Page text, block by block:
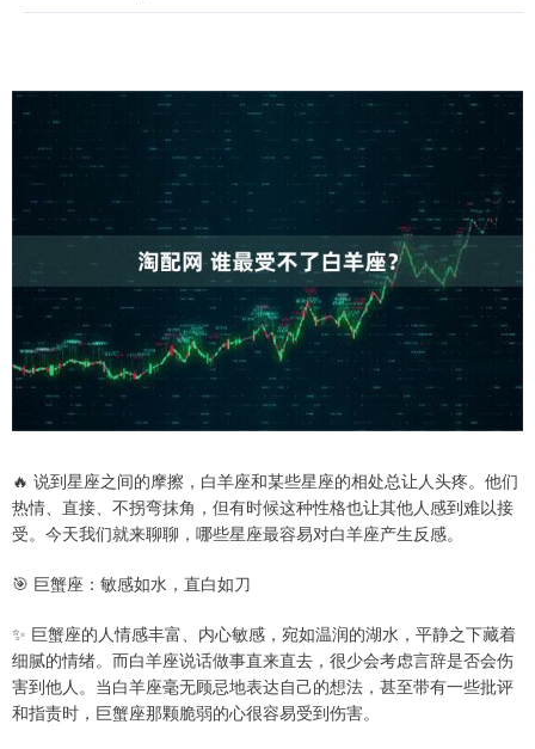
🔥 说到星座之间的摩擦，白羊座和某些星座的相处总让人头疼。他们
热情、直接、不拐弯抹角，但有时候这种性格也让其他人感到难以接
受。今天我们就来聊聊，哪些星座最容易对白羊座产生反感。
🎯 巨蟹座：敏感如水，直白如刀
✨ 巨蟹座的人情感丰富、内心敏感，宛如温润的湖水，平静之下藏着
细腻的情绪。而白羊座说话做事直来直去，很少会考虑言辞是否会伤
害到他人。当白羊座毫无顾忌地表达自己的想法，甚至带有一些批评
和指责时，巨蟹座那颗脆弱的心很容易受到伤害。